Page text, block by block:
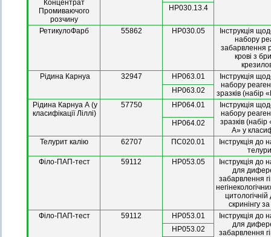
Концентрат
Промиваючого
розчину
НР030.13.4
РетикулоФарб 55862 HP030.05
Інструкція
набору
забарвлення
крові з
Рідина Карнуа
32947 HP063.01
Інструкція
набору
зразків (набір
HP063.02
Рідина Карнуа А (у
класифікації Ліллі)
57750 HP064.01
Інструкція
набору
зразків
А» у
HP064.02
Телурит калію 62707 ПС020.01
Інструкція до
Філо-ПАП-тест
59112 НР053.05
Інструкція до
для
забарвлення
цитологічній
скринінгу
Філо-ПАП-тест
59112 НР053.01
Інструкція до
для
забарвлення
НР053.02